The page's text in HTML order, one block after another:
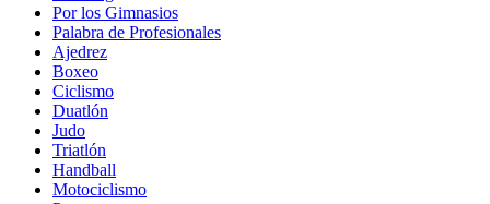
Por los Gimnasios
Palabra de Profesionales
Ajedrez
Boxeo
Ciclismo
Duatlón
Judo
Triatlón
Handball
Motociclismo